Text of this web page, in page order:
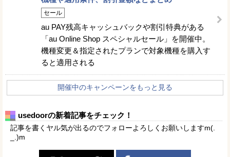
セール
au PAY残高キャッシュバックや割引特典がある
「au Online Shop スペシャルセール」を開催中。
機種変更＆指定されたプランで対象機種を購入す
ると適用される
開催中のキャンペーンをもっと見る
usedoorの新着記事をチェック！
記事を書くヤル気が出るのでフォローよろしくお願いしますm(.
_.)m